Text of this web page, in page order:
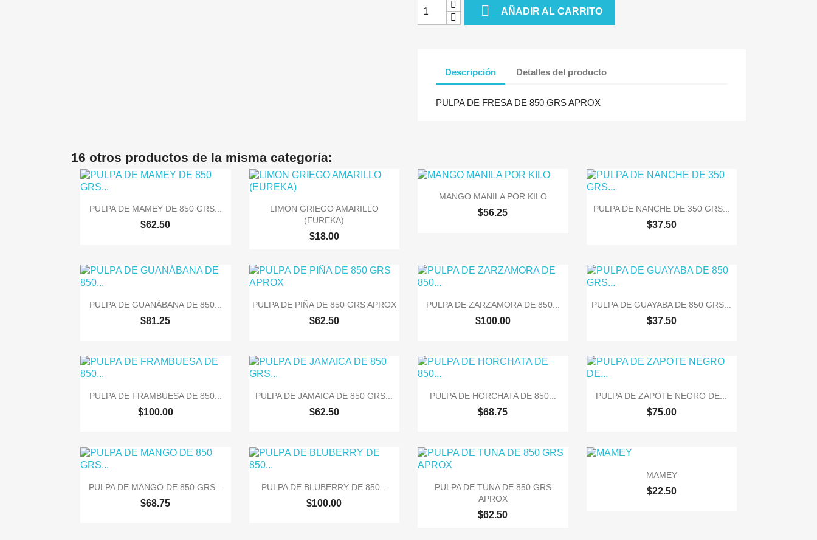
 AÑADIR AL CARRITO
Descripción Detalles del producto
PULPA DE FRESA DE 850 GRS APROX
16 otros productos de la misma categoría:
 Vista rápida
PULPA DE MAMEY DE 850 GRS...
$62.50
 Vista rápida
LIMON GRIEGO AMARILLO
(EUREKA)
$18.00
 Vista rápida
MANGO MANILA POR KILO
$56.25  Vista rápida
PULPA DE NANCHE DE 350 GRS...
$37.50
 Vista rápida
PULPA DE GUANÁBANA DE 850...
$81.25
 Vista rápida
PULPA DE PIÑA DE 850 GRS APROX
$62.50
 Vista rápida
PULPA DE ZARZAMORA DE 850...
$100.00
 Vista rápida
PULPA DE GUAYABA DE 850 GRS...
$37.50
 Vista rápida
PULPA DE FRAMBUESA DE 850...
$100.00
 Vista rápida
PULPA DE JAMAICA DE 850 GRS...
$62.50
 Vista rápida
PULPA DE HORCHATA DE 850...
$68.75
 Vista rápida
PULPA DE ZAPOTE NEGRO DE...
$75.00
 Vista rápida
PULPA DE MANGO DE 850 GRS...
$68.75
 Vista rápida
PULPA DE BLUBERRY DE 850...
$100.00
 Vista rápida
PULPA DE TUNA DE 850 GRS
APROX
$62.50
Vista rápida
MAMEY
$22.50